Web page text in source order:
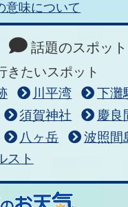
意味について
話題のスポット
きたいスポット
川平湾
下灘
須賀神社
慶良
八ヶ岳
波照間
スト